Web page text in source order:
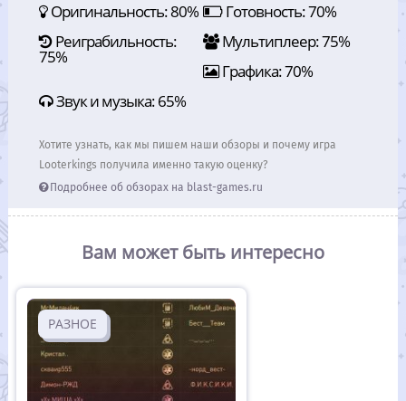
Оригинальность: 80%
Готовность: 70%
Реиграбильность:
75%
Мультиплеер: 75%
Графика: 70%
Звук и музыка: 65%
Хотите узнать, как мы пишем наши обзоры и почему игра
Looterkings получила именно такую оценку?
Подробнее об обзорах на blast-games.ru
Вам может быть интересно
РАЗНОЕ